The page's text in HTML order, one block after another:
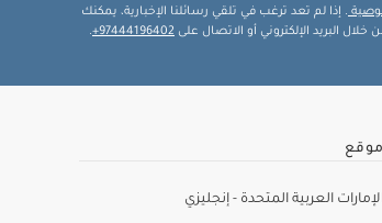
. إذا لم تعد ترغب في تلقي رسائلنا الإخبارية، يمكنك
البريد الإلكتروني أو الاتصال على 97444196402+
.
موقع
العربية المتحدة - إنجليزي